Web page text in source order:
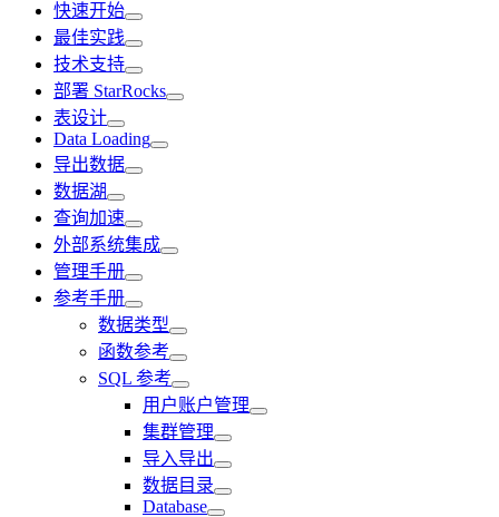
快速开始
最佳实践
技术支持
部署 StarRocks
表设计
Data Loading
导出数据
数据湖
查询加速
外部系统集成
管理手册
参考手册
数据类型
函数参考
SQL 参考
用户账户管理
集群管理
导入导出
数据目录
Database